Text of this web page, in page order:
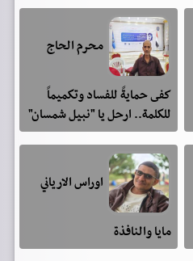
محرم الحاج
كفى حمايةً للفساد وتكميماً
للكلمة.. ارحل يا "نبيل شمسان"
اوراس الارياني
مايا والنافذة